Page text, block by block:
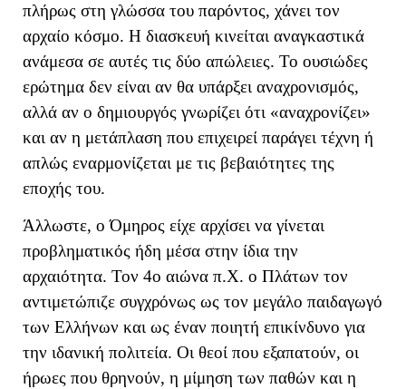
πλήρως στη γλώσσα του παρόντος, χάνει τον
αρχαίο κόσμο. Η διασκευή κινείται αναγκαστικά
ανάμεσα σε αυτές τις δύο απώλειες. Το ουσιώδες
ερώτημα δεν είναι αν θα υπάρξει αναχρονισμός,
αλλά αν ο δημιουργός γνωρίζει ότι «αναχρονίζει»
και αν η μετάπλαση που επιχειρεί παράγει τέχνη ή
απλώς εναρμονίζεται με τις βεβαιότητες της
εποχής του.
Άλλωστε, ο Όμηρος είχε αρχίσει να γίνεται
προβληματικός ήδη μέσα στην ίδια την
αρχαιότητα. Τον 4ο αιώνα π.Χ. ο Πλάτων τον
αντιμετώπιζε συγχρόνως ως τον μεγάλο παιδαγωγό
των Ελλήνων και ως έναν ποιητή επικίνδυνο για
την ιδανική πολιτεία. Οι θεοί που εξαπατούν, οι
ήρωες που θρηνούν, η μίμηση των παθών και η